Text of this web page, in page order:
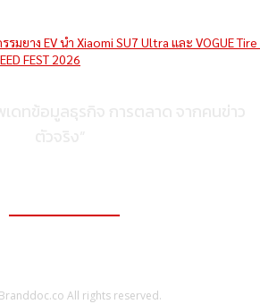
มยาง EV นำ Xiaomi SU7 Ultra และ VOGUE
FEST 2026
All rights reserved.